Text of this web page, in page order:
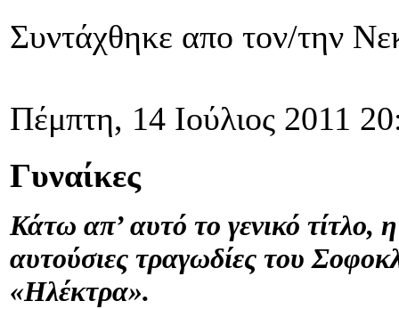
Συντάχθηκε απο τον/την
Πέμπτη, 14 Ιούλιος 2011
Γυναίκες
Κάτω απ’ αυτό το γενικό τίτλο,
αυτούσιες τραγωδίες του
«Ηλέκτρα».